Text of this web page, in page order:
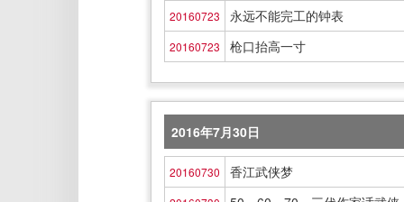
20160723 永远不能完工的钟表
20160723 枪口抬高一寸
2016年7月30日
20160730 香江武侠梦